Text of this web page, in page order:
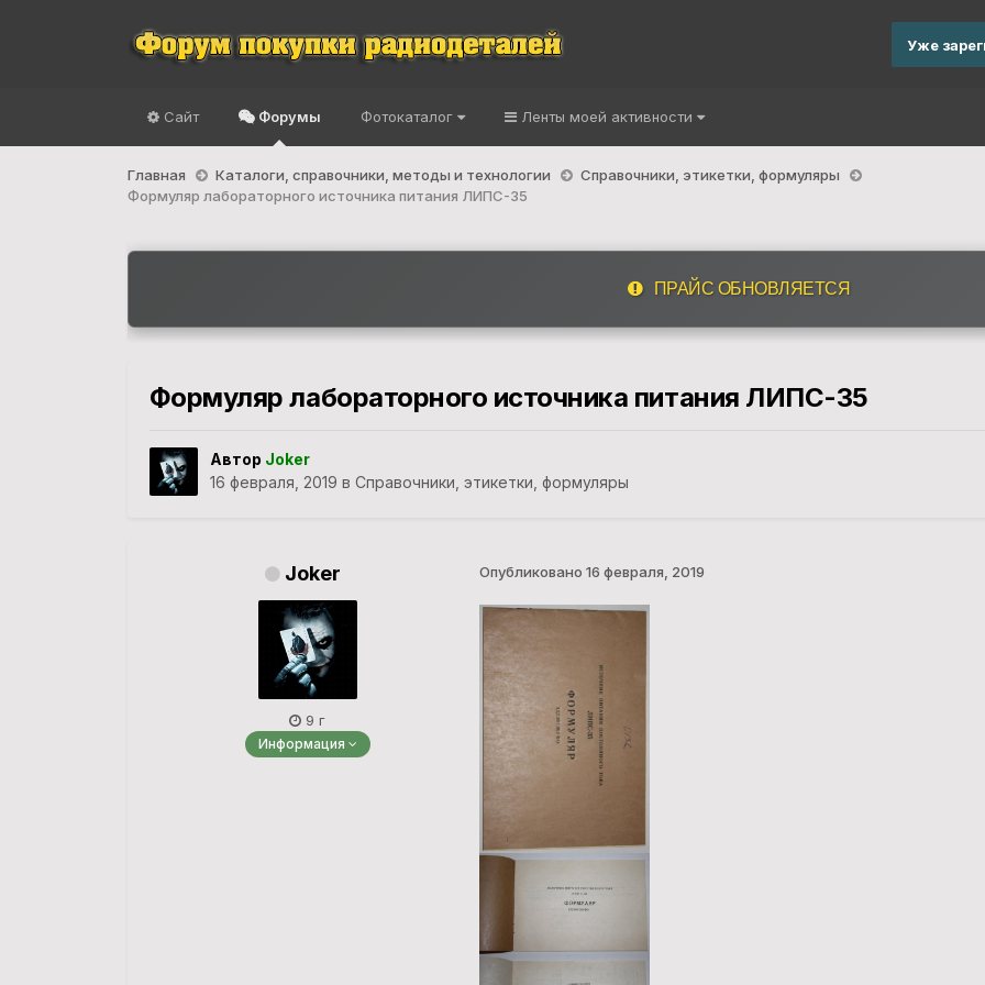
Уже
Сайт Форумы Фотокаталог Ленты моей активности
Главная Каталоги, справочники, методы и технологии
Справочники, этикетки, формуляры
Формуляр лабораторного источника питания ЛИПС-35
ПРАЙС ОБНОВЛЯЕТСЯ
Формуляр лабораторного источника питания ЛИПС-35
Автор Joker
16 февраля, 2019 в Справочники, этикетки, формуляры
Joker
9 г
Информация
Опубликовано 16 февраля, 2019